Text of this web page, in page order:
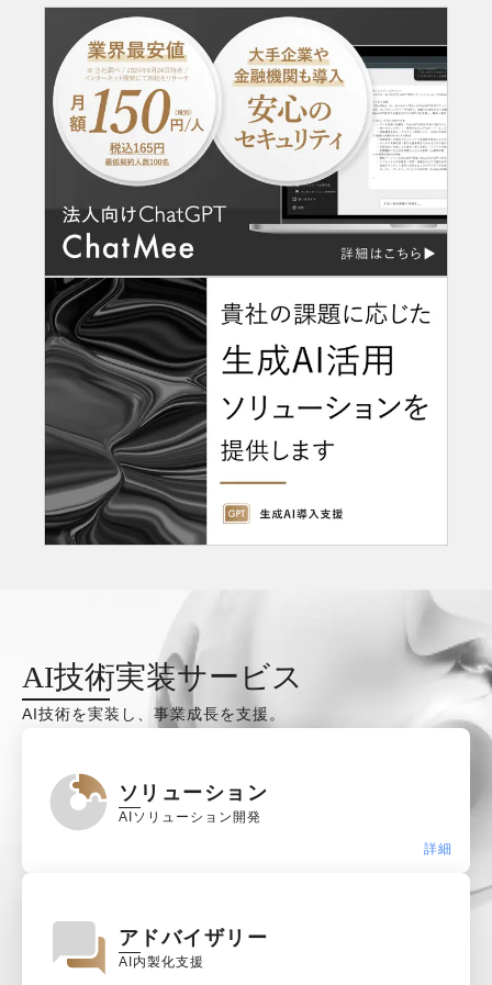
AI技術実装サービス
AI技術を実装し、事業成長を支援。
ソリューション
AIソリューション開発
詳細
アドバイザリー
AI内製化支援